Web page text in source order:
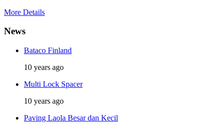
More Details
News
Bataco Finland
10 years ago
Multi Lock Spacer
10 years ago
Paving Laola Besar dan Kecil